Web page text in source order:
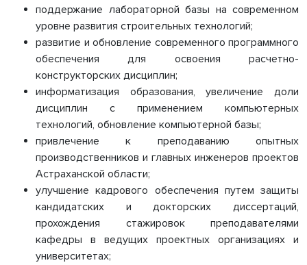
поддержание лабораторной базы на современном
уровне развития строительных технологий;
развитие и обновление современного программного
обеспечения для освоения расчетно-
конструкторских дисциплин;
информатизация образования, увеличение доли
дисциплин с применением компьютерных
технологий, обновление компьютерной базы;
привлечение к преподаванию опытных
производственников и главных инженеров проектов
Астраханской области;
улучшение кадрового обеспечения путем защиты
кандидатских и докторских диссертаций,
прохождения стажировок преподавателями
кафедры в ведущих проектных организациях и
университетах;